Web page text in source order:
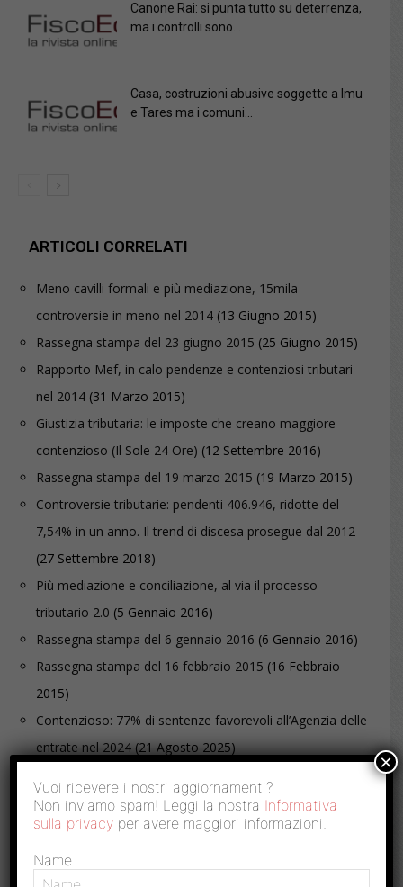
Canone Rai: si punta tutto su deterrenza,
ma i controlli sono...
Casa, costruzioni abusive soggette a Imu
e Tares ma i comuni...
ARTICOLI CORRELATI
Meno cavilli formali e più mediazione, 15mila
controversie in meno nel 2014 (13 Giugno 2015)
Rassegna stampa del 23 giugno 2015 (25 Giugno 2015)
Rapporto Mef, in calo pendenze e contenziosi tributari
nel 2014 (31 Marzo 2015)
Giustizia tributaria: le imposte che creano maggiore
contenzioso (Il Sole 24 Ore) (12 Settembre 2016)
Rassegna stampa del 19 marzo 2015 (19 Marzo 2015)
Controversie tributarie: pendenti 406.946, ridotte del
7,54% in un anno. Il trend di discesa prosegue dal 2012
(27 Settembre 2018)
Più mediazione e conciliazione, al via il processo
tributario 2.0 (5 Gennaio 2016)
Rassegna stampa del 6 gennaio 2016 (6 Gennaio 2016)
Rassegna stampa del 16 febbraio 2015 (16 Febbraio
2015)
Contenzioso: 77% di sentenze favorevoli all’Agenzia delle
entrate nel 2024(21 Agosto 2025)
ARTICOLO PRECEDENTE
Rassegna stampa del 3
ARTICOLO SUCCESSIVO
Rassegna stampa del 5
Vuoi ricevere i nostri aggiornamenti?
Non inviamo spam! Leggi la nostra Informativa
sulla privacy per avere maggiori informazioni.
Name
×